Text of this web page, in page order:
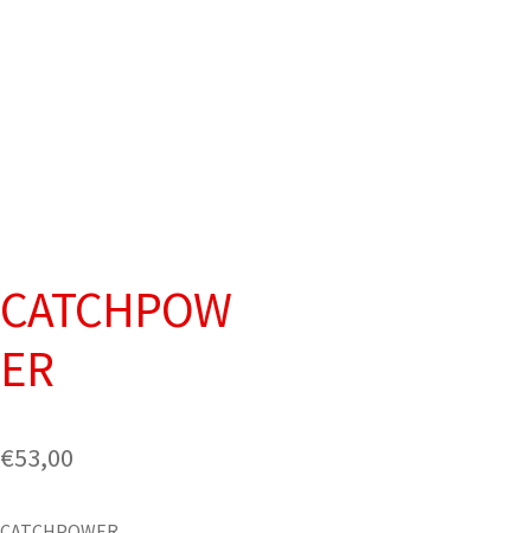
CATCHPOW
ER
€53,00